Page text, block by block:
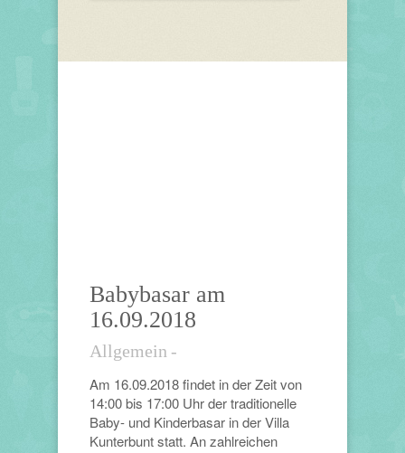
Babybasar am
16.09.2018
Allgemein -
Am 16.09.2018 findet in der Zeit von
14:00 bis 17:00 Uhr der traditionelle
Baby- und Kinderbasar in der Villa
Kunterbunt statt. An zahlreichen